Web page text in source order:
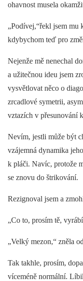
ohavnost musela
„Podívej,“řekl jsem mu
kdybychom teď pro
Nejenže mě nenechal
a užitečnou ideu jsem
vysvětlovat něco o
zrcadlové symetrii,
vztazích v přesunování
Nevím, jestli může být
vzájemná dynamika
k pláči. Navíc, protože
se znovu do štrikování.
Rezignoval jsem a
„Co to, prosím tě,
„Velký mezon,“ zněla
Tak takhle, prosím,
víceméně normální.